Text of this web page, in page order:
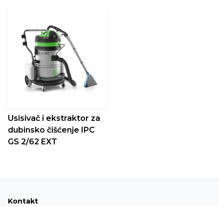
Usisivač i ekstraktor za
dubinsko čišćenje IPC
GS 2/62 EXT
Kontakt